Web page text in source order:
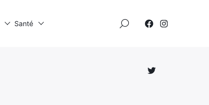
Santé
Élément